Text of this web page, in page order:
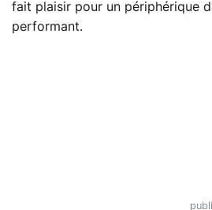
fait plaisir pour un périphérique
performant.